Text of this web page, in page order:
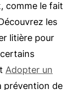
comme le fait
les
litière pour
Adopter un
prévention de